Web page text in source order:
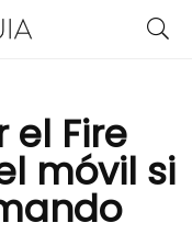
el Fire
móvil si